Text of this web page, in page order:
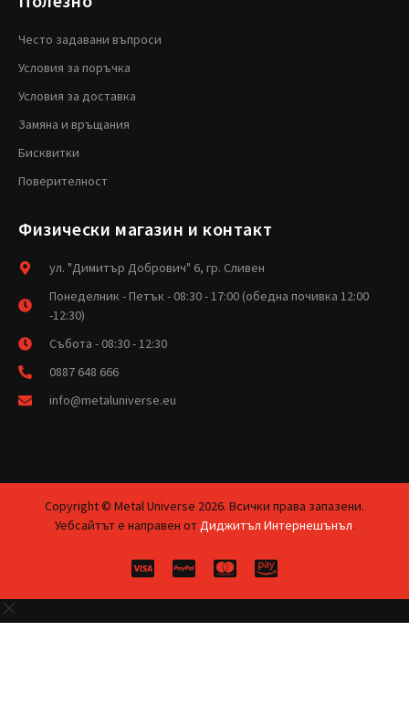
Често задавани въпроси
Условия за поръчка
Условия за доставка
Замяна и връщания
Бисквитки
Поверителност
Физически магазин и контакт
ул. "Димитър Добрович" 6, гр. Сливен
Понеделник - Петък - 08:30 - 17:00 (обедна почивка 12:00
-12:30)
Събота - 08:30 - 12:30
0887 648 666
info@metaluniverse.eu
Copyright © Metal Universe 2026. Всички права запазени.
Уебсайтът е направен отДиджитъл Интернешънъл.